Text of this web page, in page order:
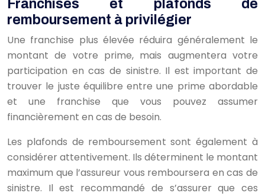
Franchises et plafonds de
remboursement à privilégier
Une franchise plus élevée réduira généralement le
montant de votre prime, mais augmentera votre
participation en cas de sinistre. Il est important de
trouver le juste équilibre entre une prime abordable
et une franchise que vous pouvez assumer
financièrement en cas de besoin.
Les plafonds de remboursement sont également à
considérer attentivement. Ils déterminent le montant
maximum que l’assureur vous remboursera en cas de
sinistre. Il est recommandé de s’assurer que ces